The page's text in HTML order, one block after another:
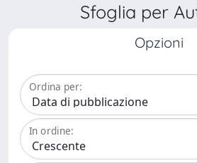
Sfoglia per
Opzioni
Ordina per:
In ordine: